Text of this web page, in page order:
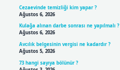
Cezaevinde temizliği kim yapar ?
Ağustos 6, 2026
Kulağa alınan darbe sonrası ne yapılmalı ?
Ağustos 6, 2026
Avcılık belgesinin vergisi ne kadardır ?
Ağustos 5, 2026
73 hangi sayıya bölünür ?